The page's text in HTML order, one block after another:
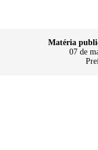
Matéria
07 de